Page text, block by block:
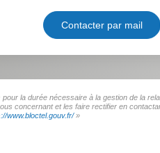
Contacter par mail
la durée nécessaire à la gestion de la
concernant et les faire rectifier en
www.bloctel.gouv.fr/»